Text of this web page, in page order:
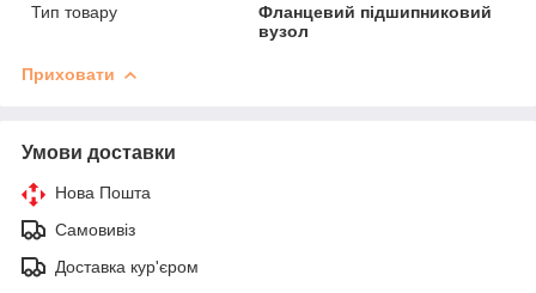
Тип товару
Фланцевий підшипниковий
вузол
Приховати
Умови доставки
Нова Пошта
Самовивіз
Доставка кур'єром